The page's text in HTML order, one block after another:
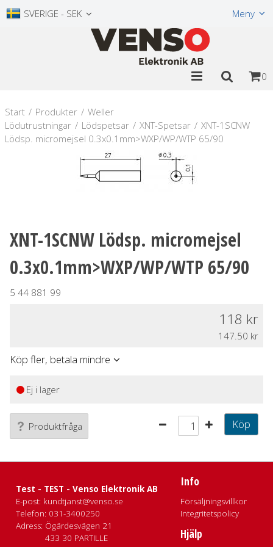
SVERIGE - SEK Meny
0
Start / Produkter / Weller
Lödutrustningar / Lödspetsar / XNT-Spetsar / XNT-1SCNW
Lödsp. micromejsel 0.3x0.1mm>WXP/WP/WTP 65/90
XNT-1SCNW Lödsp. micromejsel
0.3x0.1mm>WXP/WP/WTP 65/90
5 44 881 99
118
147.50
Köp fler, betala mindre
Ej i lager
Produktfråga Köp
Test - TEST - Venso Elektronik AB
E-post: kundtjanst@venso.se
Telefon: 031-3400250
Adress: Ögärdesvägen 21
433 30 PARTILLE
Info
Försäljningsvillkor
Integritetspolicy
Hjälp